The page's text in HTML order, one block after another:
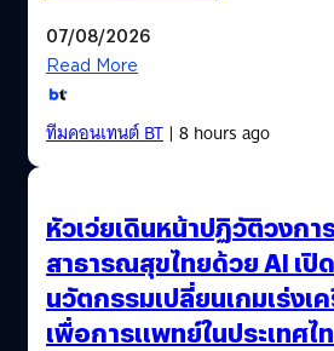
07/08/2026
Read More
ทีมคอนเทนต์ BT| 8 hours ago
หัวเว่ยเดินหน้าปฏิวัติวงกา
สาธารณสุขไทยด้วย AI เปิ
นวัตกรรมเปลี่ยนเกมเร่งเ
เพื่อการแพทย์ในประเทศไ